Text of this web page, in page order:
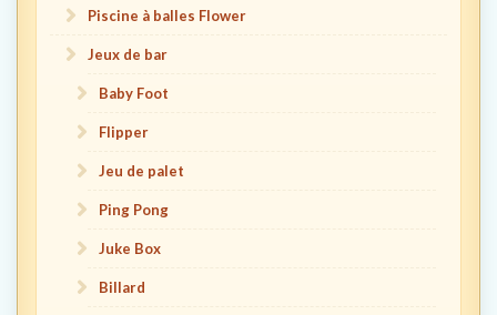
Piscine à balles Flower
Jeux de bar
Baby Foot
Flipper
Jeu de palet
Ping Pong
Juke Box
Billard